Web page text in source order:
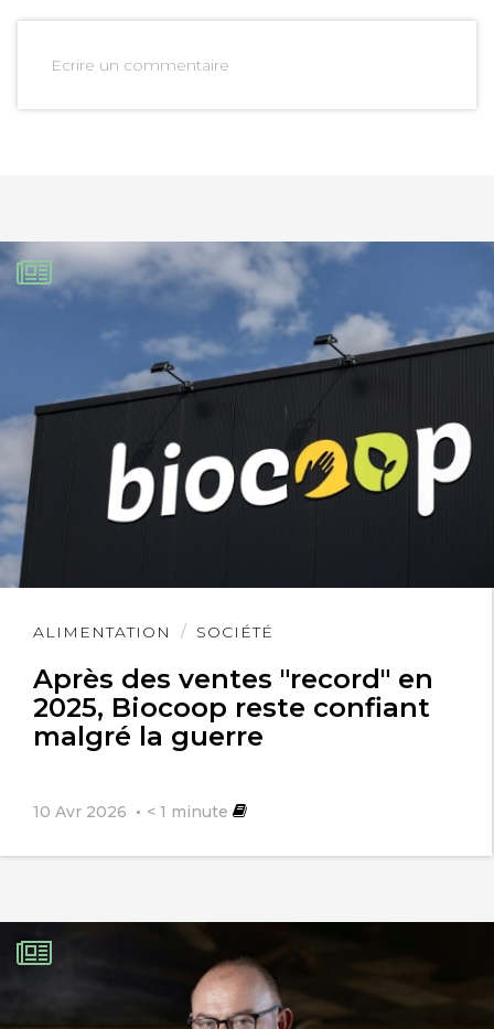
Ecrire un commentaire
ALIMENTATION SOCIÉTÉ
Après des ventes "record" en
2025, Biocoop reste confiant
malgré la guerre
10 Avr 2026 < 1 minute
Lire